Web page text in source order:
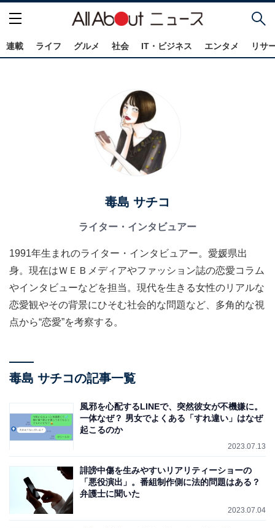
連載 ライフ グルメ 社会 IT・ビジネス エンタメ リサ
毒島 サチコ
ライター・インタビュアー
1991年生まれのライター・インタビュアー。愛媛県出
身。現在はＷＥＢメディアやファッション誌の恋愛コラム
やインタビューなどを担当。現代を生きる女性のリアルな
恋愛観やその背景にひそむ社会的な問題など、多角的な視
点から“恋愛”を考察する。
毒島 サチコの記事一覧
風邪を心配するLINEで、突然彼女が不機嫌に。
一体なぜ？ 男女でよくある「すれ違い」はなぜ
起こるのか
2023.07.13
誹謗中傷を生みやすいリアリティーショーの
「悪役演出」。番組制作側に法的問題はある？
弁護士に聞いた
2023.07.04